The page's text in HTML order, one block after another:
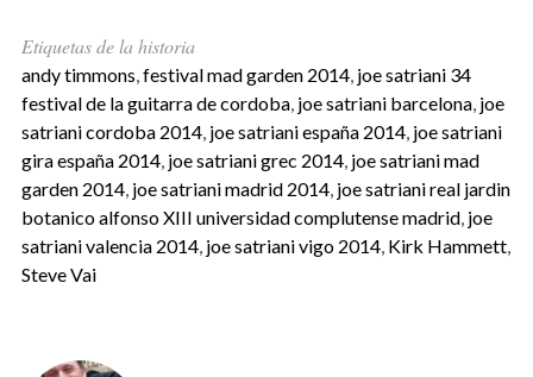
Etiquetas de la historia
andy timmons,festival mad garden 2014, joe satriani 34
festival de la guitarra de cordoba, joe satriani barcelona, joe
satriani cordoba 2014, joe satriani españa 2014, joe satriani
gira españa 2014, joe satriani grec 2014, joe satriani mad
garden 2014, joe satriani madrid 2014, joe satriani real jardin
botanico alfonso XIII universidad complutense madrid, joe
satriani valencia 2014, joe satriani vigo 2014, Kirk Hammett,
Steve Vai